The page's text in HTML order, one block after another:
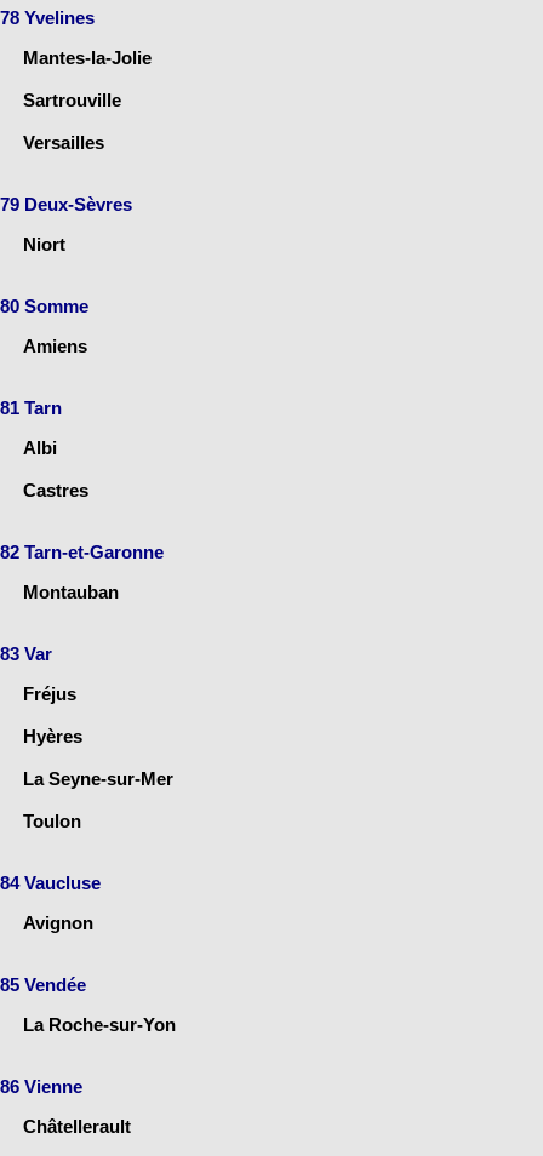
78 Yvelines
Mantes-la-Jolie
Sartrouville
Versailles
79 Deux-Sèvres
Niort
80 Somme
Amiens
81 Tarn
Albi
Castres
82 Tarn-et-Garonne
Montauban
83 Var
Fréjus
Hyères
La Seyne-sur-Mer
Toulon
84 Vaucluse
Avignon
85 Vendée
La Roche-sur-Yon
86 Vienne
Châtellerault